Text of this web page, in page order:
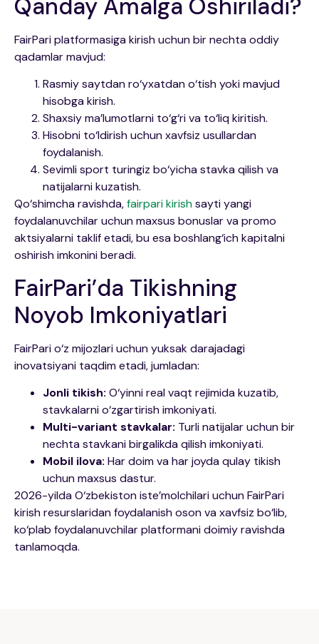
Qanday Amalga Oshiriladi?
FairPari platformasiga kirish uchun bir nechta oddiy
qadamlar mavjud:
Rasmiy saytdan ro‘yxatdan o‘tish yoki mavjud
hisobga kirish.
Shaxsiy ma’lumotlarni to‘g‘ri va to‘liq kiritish.
Hisobni to‘ldirish uchun xavfsiz usullardan
foydalanish.
Sevimli sport turingiz bo‘yicha stavka qilish va
natijalarni kuzatish.
Qo‘shimcha ravishda,fairpari kirishsayti yangi
foydalanuvchilar uchun maxsus bonuslar va promo
aktsiyalarni taklif etadi, bu esa boshlang‘ich kapitalni
oshirish imkonini beradi.
FairPari’da Tikishning
Noyob Imkoniyatlari
FairPari o‘z mijozlari uchun yuksak darajadagi
inovatsiyani taqdim etadi, jumladan:
Jonli tikish: O‘yinni real vaqt rejimida kuzatib,
stavkalarni o‘zgartirish imkoniyati.
Multi-variant stavkalar: Turli natijalar uchun bir
nechta stavkani birgalikda qilish imkoniyati.
Mobil ilova: Har doim va har joyda qulay tikish
uchun maxsus dastur.
2026-yilda O‘zbekiston iste’molchilari uchun FairPari
kirish resurslaridan foydalanish oson va xavfsiz bo‘lib,
ko‘plab foydalanuvchilar platformani doimiy ravishda
tanlamoqda.